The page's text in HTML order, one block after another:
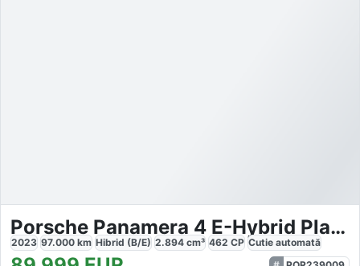
Porsche Panamera 4 E-Hybrid Platinum Edition
2023 97.000 km Hibrid (B/E) 2.894 cm³ 462 CP Cutie automată